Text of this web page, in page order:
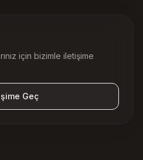
için bizimle iletişime
Geç